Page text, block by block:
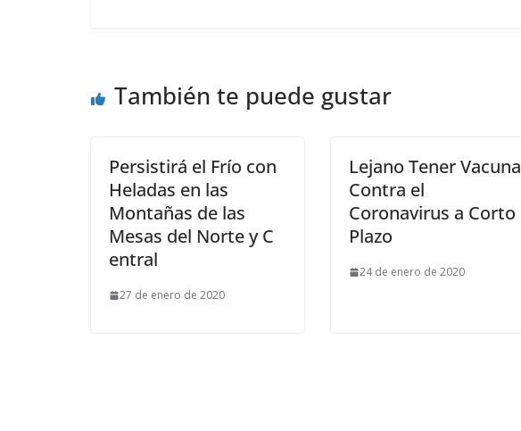
También te puede gustar
Persistirá el Frío con
Heladas en las
Montañas de las
Mesas del Norte y C​
entral
27 de enero de 2020
Lejano Tener Vacuna
Contra el
Coronavirus a Corto
Plazo
24 de enero de 2020